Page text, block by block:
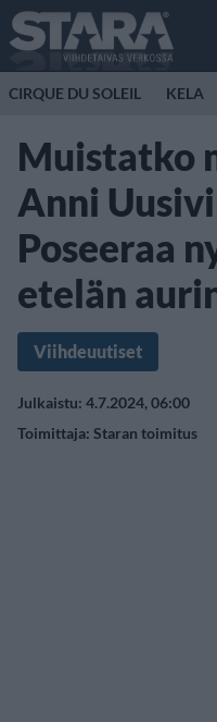
CIRQUE DU SOLEIL KELA
Muistatko
Anni
Poseeraa
etelän
Viihdeuutiset
Julkaistu: 4.7.2024, 06:00
Toimittaja: Staran toimitus